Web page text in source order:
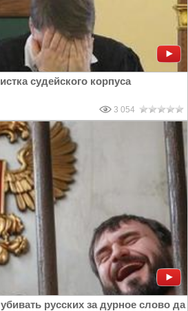
судейского корпуса
3 054
русских за дурное слово да